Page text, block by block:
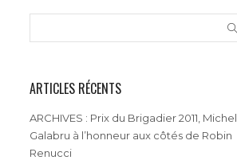
ARTICLES RÉCENTS
ARCHIVES : Prix du Brigadier 2011, Michel
Galabru à l’honneur aux côtés de Robin
Renucci